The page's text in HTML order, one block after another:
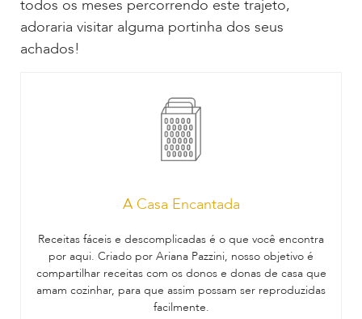
todos os meses percorrendo este trajeto,
adoraria visitar alguma portinha dos seus
achados!
A Casa Encantada
Receitas fáceis e descomplicadas é o que você encontra
por aqui. Criado por Ariana Pazzini, nosso objetivo é
compartilhar receitas com os donos e donas de casa que
amam cozinhar, para que assim possam ser reproduzidas
facilmente.